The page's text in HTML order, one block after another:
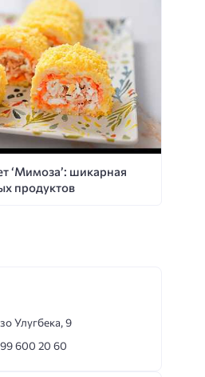
‘Мимоза’: шикарная
продуктов
Улугбека, 9
600 20 60